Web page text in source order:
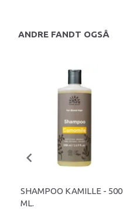
ANDRE FANDT OGSÅ
SHAMPOO KAMILLE - 500
ML.